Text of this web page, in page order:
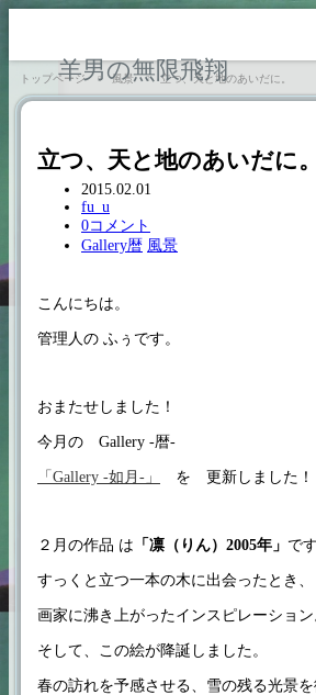
羊男の無限飛翔
トップページ 風景 立つ、天と地のあいだに。
立つ、天と地のあいだに。
2015.02.01
fu_u
0コメント
Gallery暦 風景
こんにちは。
管理人の ふぅです。
おまたせしました！
今月の Gallery -暦-
「Gallery -如月-」 を 更新しました！
２月の作品 は 「凛（りん）2005年」 です
すっくと立つ一本の木に出会ったとき、
画家に沸き上がったインスピレーション
そして、この絵が降誕しました。
春の訪れを予感させる、雪の残る光景を